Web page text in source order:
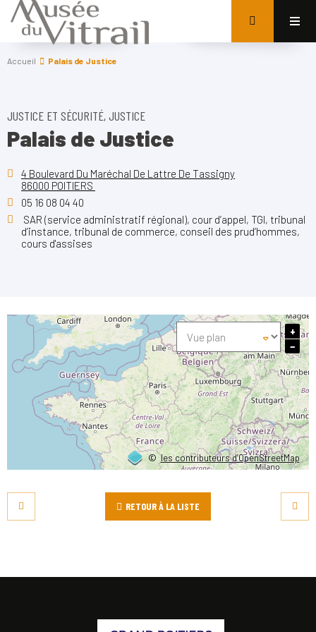
Accueil Palais de Justice
JUSTICE ET SÉCURITÉ, JUSTICE
Palais de Justice
4 Boulevard Du Maréchal De Lattre De Tassigny
86000 POITIERS
05 16 08 04 40
SAR (service administratif régional), cour d’appel, TGI, tribunal
d’instance, tribunal de commerce, conseil des prud’hommes,
cours d'assises
©les contributeurs d’OpenStreetMap
+
−
RETOUR À LA LISTE